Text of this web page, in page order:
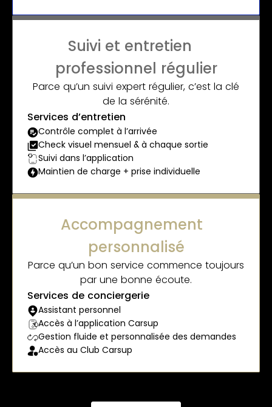
Suivi et entretien
professionnel régulier
Parce qu’un suivi expert régulier, c’est la clé
de la sérénité.
Services d’entretien
Contrôle complet à l’arrivée
Check visuel mensuel & à chaque sortie
Suivi dans l’application
Maintien de charge + prise individuelle
Accompagnement
personnalisé
Parce qu’un bon service commence toujours
par une bonne écoute.
Services de conciergerie
Assistant personnel
Accès à l’application Carsup
Gestion fluide et personnalisée des demandes
Accès au Club Carsup